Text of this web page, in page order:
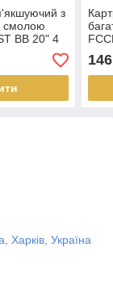
з
смолою
BB 20" 4
Україна